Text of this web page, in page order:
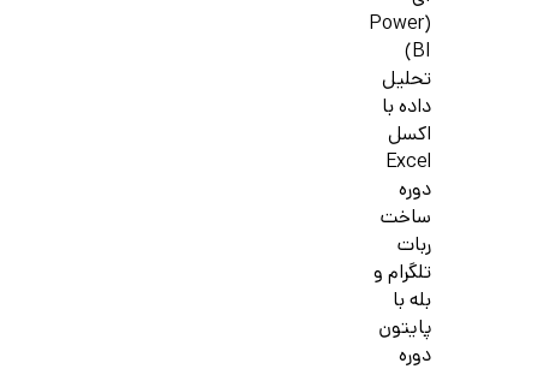
(Power
BI)
تحلیل
داده با
اکسل
Excel
دوره
ساخت
ربات
تلگرام و
بله با
پایتون
دوره